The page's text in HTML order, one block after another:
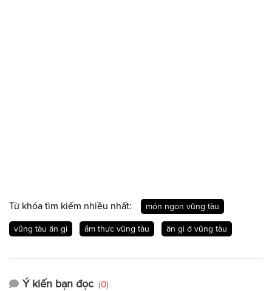
Từ khóa tìm kiếm nhiều nhất: món ngon vũng tàu
vũng tàu ăn gì ẩm thực vũng tàu ăn gì ở vũng tàu
Ý kiến bạn đọc (0)